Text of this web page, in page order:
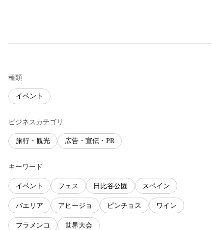
種類
イベント
ビジネスカテゴリ
旅行・観光 広告・宣伝・PR
キーワード
イベント フェス 日比谷公園 スペイン
パエリア アヒージョ ピンチョス ワイン
フラメンコ 世界大会